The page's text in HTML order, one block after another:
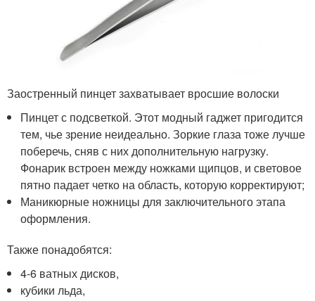
Заостренный пинцет захватывает вросшие волоски
Пинцет с подсветкой. Этот модный гаджет пригодится
тем, чье зрение неидеально. Зоркие глаза тоже лучше
поберечь, сняв с них дополнительную нагрузку.
Фонарик встроен между ножками щипцов, и световое
пятно падает четко на область, которую корректируют;
Маникюрные ножницы для заключительного этапа
оформления.
Также понадобятся:
4-6 ватных дисков,
кубики льда,